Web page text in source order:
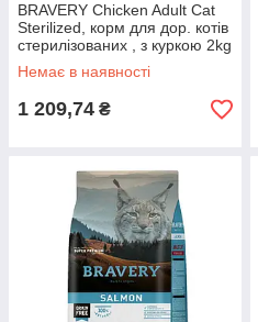
BRAVERY Chicken Adult Cat
Sterilized, корм для дор. котів
стерилізованих , з куркою 2kg
Немає в наявності
1 209,74 ₴